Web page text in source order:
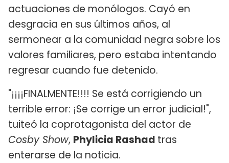
actuaciones de monólogos. Cayó en
desgracia en sus últimos años, al
sermonear a la comunidad negra sobre los
valores familiares, pero estaba intentando
regresar cuando fue detenido.
"¡¡¡¡FINALMENTE!!!! Se está corrigiendo un
terrible error: ¡Se corrige un error judicial!",
tuiteó la coprotagonista del actor de
Cosby Show, Phylicia Rashad tras
enterarse de la noticia.